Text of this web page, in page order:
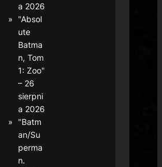
a 2026
"Absol
ute
Batma
n, Tom
1: Zoo"
– 26
sierpni
a 2026
"Batm
an/Su
perma
n.